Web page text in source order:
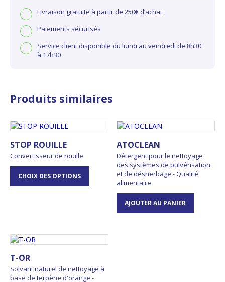
Livraison gratuite à partir de 250€ d’achat
Paiements sécurisés
Service client disponible du lundi au vendredi de 8h30
à 17h30
Produits similaires
STOP ROUILLE
Convertisseur de rouille
CHOIX DES OPTIONS
ATOCLEAN
Détergent pour le nettoyage
des systèmes de pulvérisation
et de désherbage - Qualité
alimentaire
AJOUTER AU PANIER
T-OR
Solvant naturel de nettoyage à
base de terpène d'orange -